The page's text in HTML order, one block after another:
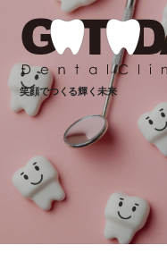
笑顔でつくる輝く未来